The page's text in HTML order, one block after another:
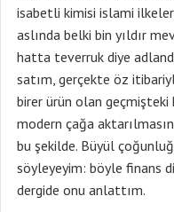
isabetli kimisi islami
aslında belki bin yıldır
hatta teverruk diye
satım, gerçekte öz
birer ürün olan
modern çağa
bu şekilde. Büyül
söyleyeyim: böyle finans
dergide onu anlattım.